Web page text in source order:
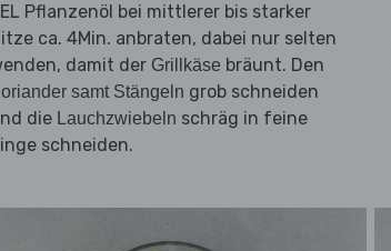
Pflanzenöl bei mittlerer bis starker
ca. 4Min. anbraten, dabei nur selten
damit der Grillkäse bräunt. Den
samt Stängeln grob schneiden
die Lauchzwiebeln schräg in feine
schneiden.